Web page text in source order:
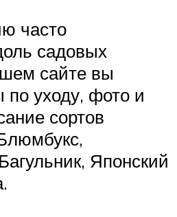
часто
садовых
сайте вы
по уходу, фото и
сортов
Японский